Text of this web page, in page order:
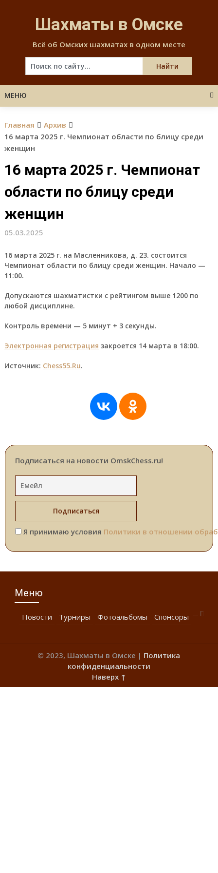
content
Шахматы в Омске
Всё об Омских шахматах в одном месте
МЕНЮ
Главная
Архив
16 марта 2025 г. Чемпионат области по блицу среди
женщин
16 марта 2025 г. Чемпионат
области по блицу среди
женщин
05.03.2025
16 марта 2025 г. на Масленникова, д. 23. состоится
Чемпионат области по блицу среди женщин. Начало —
11:00.
Допускаются шахматистки с рейтингом выше 1200 по
любой дисциплине.
Контроль времени — 5 минут + 3 секунды.
Электронная регистрация закроется 14 марта в 18:00.
Источник: Chess55.Ru.
Подписаться на новости OmskChess.ru!
Я принимаю условия Политики в отношении
Меню
Новости Турниры Фотоальбомы Спонсоры
© 2023, Шахматы в Омске | Политика
конфиденциальности
Наверх ↑